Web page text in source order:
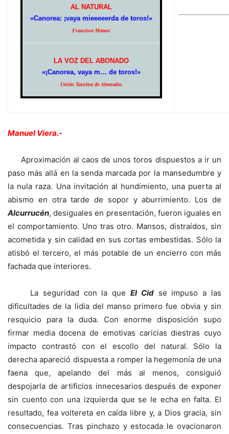
AL NATURAL
«Canorea: ¡vaya mieeeeerda de toros!»
Francisco Mateos
LA VOZ DEL ABONADO
«¡Canorea, vaya m… de toros!»
Unión Taurina de Abonados
Manuel Viera.-
Aproximación al caos de unos toros dispuestos a ir un
paso más allá en la senda marcada por la mansedumbre y
la nula raza. Una invitación al hundimiento, una puerta al
abismo en otra tarde de sopor y aburrimiento. Los de
Alcurrucén, desiguales en presentación, fueron iguales en
el comportamiento. Uno tras otro. Mansos, distraídos, sin
acometida y sin calidad en sus cortas embestidas. Sólo la
atisbó el tercero, el más potable de un encierro con más
fachada que interiores.
La seguridad con la que El Cidse impuso a las
dificultades de la lidia del manso primero fue obvia y sin
resquicio para la duda. Con enorme disposición supo
firmar media docena de emotivas caricias diestras cuyo
impacto contrastó con el escollo del natural. Sólo la
derecha apareció dispuesta a romper la hegemonía de una
faena que, apelando del más al menos, consiguió
despojarla de artificios innecesarios después de exponer
sin cuento con una izquierda que se le echa en falta. El
resultado, fea voltereta en caída libre y, a Dios gracia, sin
consecuencias. Tras pinchazo y estocada le ovacionaron